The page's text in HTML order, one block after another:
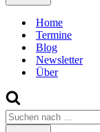
Home
Termine
Blog
Newsletter
Über
Suchen
nach …